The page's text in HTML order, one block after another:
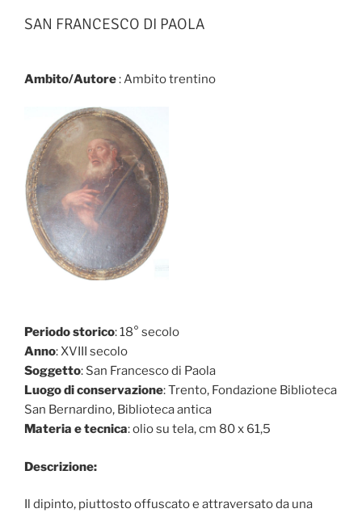
SAN FRANCESCO DI PAOLA
Ambito/Autore: Ambito trentino
Periodo storico: 18° secolo
Anno: XVIII secolo
Soggetto: San Francesco di Paola
Luogo di conservazione: Trento, Fondazione Biblioteca
San Bernardino, Biblioteca antica
Materia e tecnica: olio su tela, cm 80 x 61,5
Descrizione:
Il dipinto, piuttosto offuscato e attraversato da una